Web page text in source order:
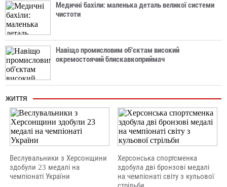
Медичні бахіли: маленька деталь великої системи
чистоти
Навіщо промисловим об'єктам високий
окремостоячий блискавкоприймач
ЖИТТЯ
Веслувальники з Херсонщини
здобули 23 медалі на
чемпіонаті України
Херсонська спортсменка
здобула дві бронзові медалі
на чемпіонаті світу з кульової